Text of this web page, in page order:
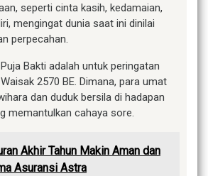
seperti cinta kasih, kedamaian,
mengingat dunia saat ini dinilai
perpecahan.
Bakti adalah untuk peringatan
2570 BE. Dimana, para umat
dan duduk bersila di hadapan
memantulkan cahaya sore.
Akhir Tahun Makin Aman dan
Asuransi Astra